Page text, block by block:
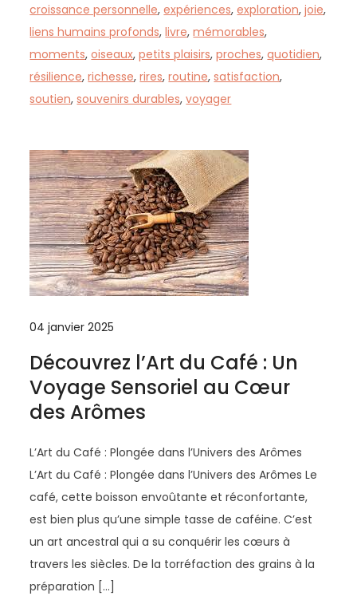
croissance personnelle,expériences,exploration,joie,
liens humains profonds,livre,mémorables,
moments,oiseaux,petits plaisirs,proches,quotidien,
résilience,richesse,rires,routine,satisfaction,
soutien,souvenirs durables,voyager
04 janvier 2025
Découvrez l’Art du Café : Un
Voyage Sensoriel au Cœur
des Arômes
L’Art du Café : Plongée dans l’Univers des Arômes
L’Art du Café : Plongée dans l’Univers des Arômes Le
café, cette boisson envoûtante et réconfortante,
est bien plus qu’une simple tasse de caféine. C’est
un art ancestral qui a su conquérir les cœurs à
travers les siècles. De la torréfaction des grains à la
préparation […]